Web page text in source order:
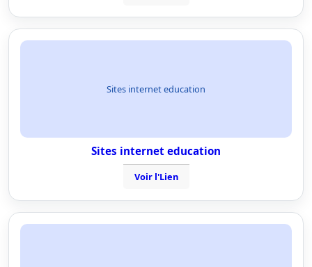
Sites internet education
Sites internet education
Voir l'Lien